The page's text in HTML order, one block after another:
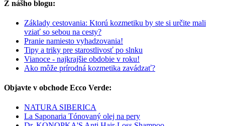
Z nášho blogu:
Základy cestovania: Ktorú kozmetiku by ste si určite mali
vziať so sebou na cesty?
Pranie namiesto vyhadzovania!
Tipy a triky pre starostlivosť po slnku
Vianoce - najkrajšie obdobie v roku!
Ako môže prírodná kozmetika zavádzať?
Objavte v obchode Ecco Verde:
NATURA SIBERICA
La Saponaria Tónovaný olej na pery